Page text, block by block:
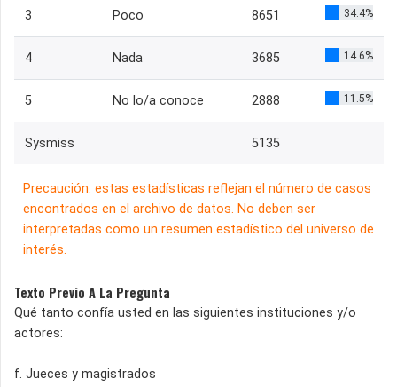
3 Poco 8651 34.4%
4 Nada 3685 14.6%
5 No lo/a conoce 2888 11.5%
Sysmiss 5135
Precaución: estas estadísticas reflejan el número de casos
encontrados en el archivo de datos. No deben ser
interpretadas como un resumen estadístico del universo de
interés.
Texto Previo A La Pregunta
Qué tanto confía usted en las siguientes instituciones y/o
actores:
f. Jueces y magistrados